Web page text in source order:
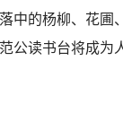
的杨柳、花圃
公读书台将成为